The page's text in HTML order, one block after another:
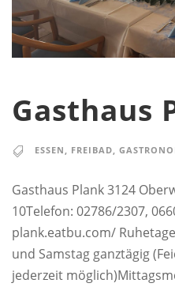
Gasthaus
ESSEN , FREIBAD,
Gasthaus Plank 3124
10Telefon: 02786/2307,
plank.eatbu.com/
und Samstag ganztägig
jederzeit